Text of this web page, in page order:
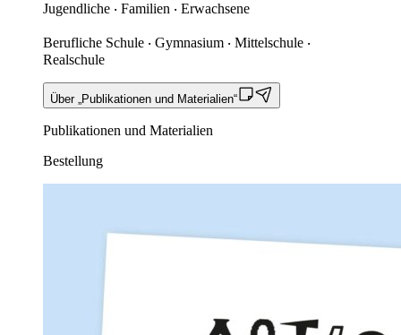
Jugendliche ‧ Familien ‧ Erwachsene
Berufliche Schule ‧ Gymnasium ‧ Mittelschule ‧
Realschule
Über „Publikationen und Materialien“
Publikationen und Materialien
Bestellung